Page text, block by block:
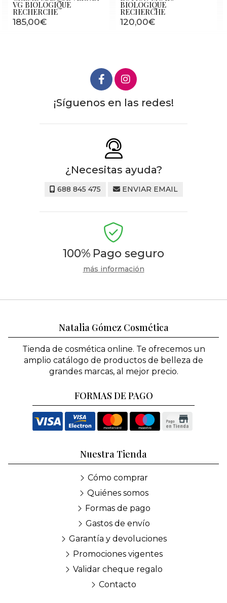
VG BIOLOGIQUE
RECHERCHE
185,00€
BIOLOGIQUE
RECHERCHE
120,00€
¡Síguenos en las redes!
¿Necesitas ayuda?
688 845 475 ENVIAR EMAIL
100% Pago seguro
más información
Natalia Gómez Cosmética
Tienda de cosmética online. Te ofrecemos un
amplio catálogo de productos de belleza de
grandes marcas, al mejor precio.
FORMAS DE PAGO
Nuestra Tienda
Cómo comprar
Quiénes somos
Formas de pago
Gastos de envío
Garantía y devoluciones
Promociones vigentes
Validar cheque regalo
Contacto